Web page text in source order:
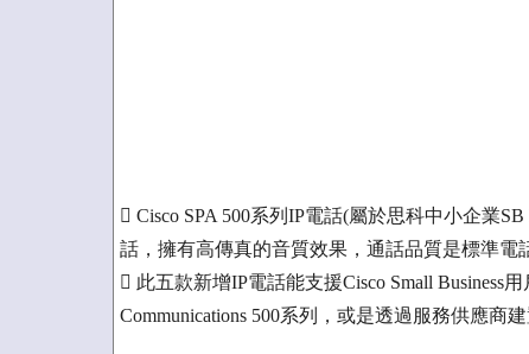
 Cisco SPA 500系列IP電話(屬於思科中小企業
話，擁有高傳真的音質效果，通話品質是標準電
 此五款新增IP電話能支援Cisco Small Business
Communications 500系列，或是透過服務供應商